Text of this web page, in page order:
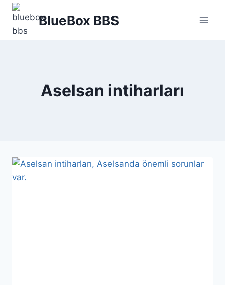
Skip
content
BlueBox BBS
Aselsan intiharları